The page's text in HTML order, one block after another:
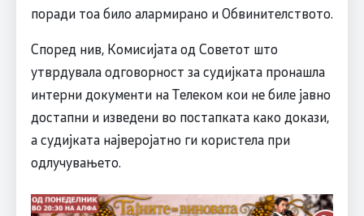
поради тоа било алармирано и Обвинителството.
Според нив, Комисијата од Советот што
утврдувала одговорност за судијката пронашла
интерни документи на Телеком кои не биле јавно
достапни и изведени во постапката како докази,
а судијката најверојатно ги користела при
одлучувањето.